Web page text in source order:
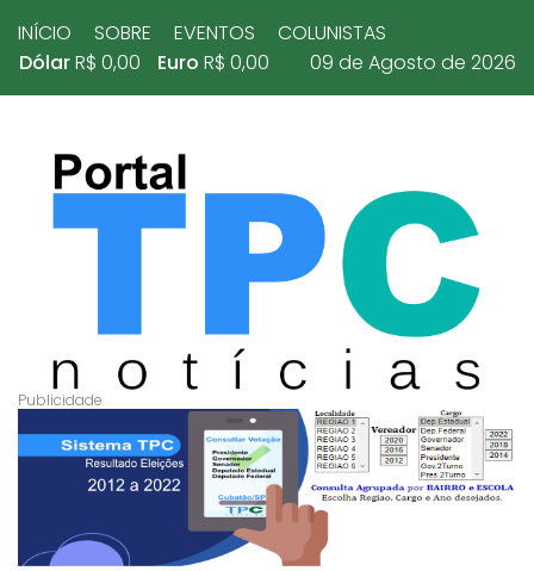
INÍCIO SOBRE EVENTOS
COLUNISTAS
DólarR$ 0,00 Euro R$ 0,00 09 de Agosto de 2026